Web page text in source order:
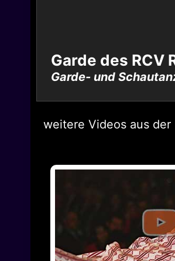
Garde des RCV
Garde- und
weitere Videos aus